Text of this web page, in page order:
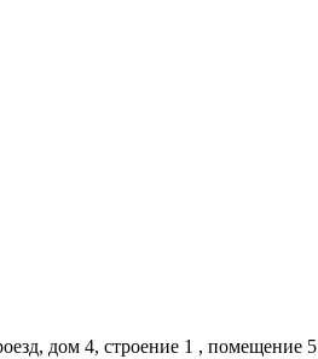
дом 4, строение 1 , помещение 5